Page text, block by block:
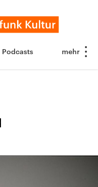
Podcasts